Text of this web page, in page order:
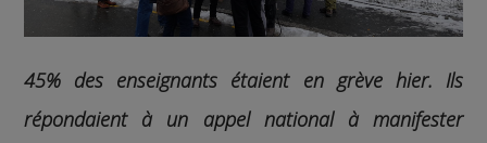
45% des enseignants étaient en grève hier. Ils
répondaient à un appel national à manifester